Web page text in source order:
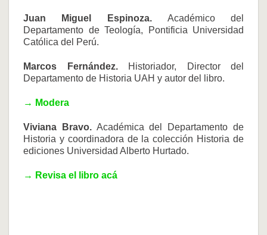
Juan Miguel Espinoza. Académico del
Departamento de Teología, Pontificia Universidad
Católica del Perú.
Marcos Fernández.
Historiador, Director del
Departamento de Historia UAH y autor del libro.
→ Modera
Viviana Bravo.Académica del Departamento de
Historia y coordinadora de la colección Historia de
ediciones Universidad Alberto Hurtado.
→ Revisa el libro acá